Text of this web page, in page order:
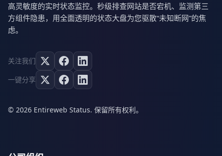
高灵敏度的实时状态监控。秒级排查网站是否宕机、监测第三
方组件隐患，用全面透明的状态大盘为您驱散“未知断网”的焦
虑。
关注我们
一键分享
© 2026 Entireweb Status. 保留所有权利。